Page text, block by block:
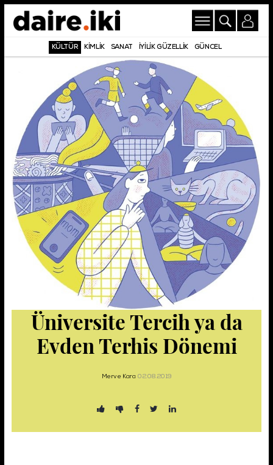
KÜLTÜR KİMLİK SANAT İYİLİK GÜZELLİK GÜNCEL
Üniversite Tercih ya da
Evden Terhis Dönemi
Merve Kara 02.08.2019
Şifremi Unuttum!